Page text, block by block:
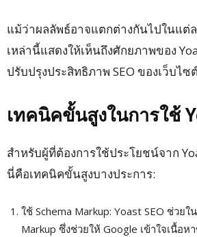
แม้ว่าผลลัพธ์อาจแตกต่างกันไปในแ
เหล่านี้แสดงให้เห็นถึงศักยภาพของ
ปรับปรุงประสิทธิภาพ SEO ของเว็บไซ
เทคนิคขั้นสูงในการใช้
สำหรับผู้ที่ต้องการใช้ประโยชน์จาก
นี่คือเทคนิคขั้นสูงบางประการ:
ใช้ Schema Markup: Yoast SEO ช่วยใ
Markup ซึ่งช่วยให้ Google เข้าใจเนื้อ